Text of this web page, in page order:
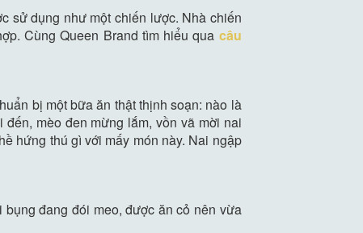
sử dụng như một chiến lược. Nhà chiến
Cùng Queen Brand tìm hiểu qua câu
bị một bữa ăn thật thịnh soạn: nào là
mèo đen mừng lắm, vồn vã mời nai
hứng thú gì với mấy món này. Nai ngập
đang đói meo, được ăn cỏ nên vừa